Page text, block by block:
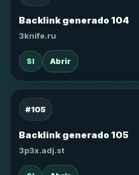
Backlink generado 104
3knife.ru
SI Abrir
#105
Backlink generado 105
3p3x.adj.st